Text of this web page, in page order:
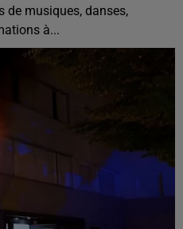
de musiques, danses,
à...